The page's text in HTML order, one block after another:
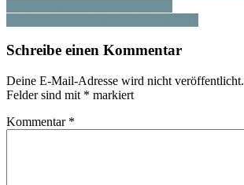
Schreibe einen Kommentar
Deine E-Mail-Adresse wird nicht veröffentlicht.
Felder sind mit * markiert
Kommentar *